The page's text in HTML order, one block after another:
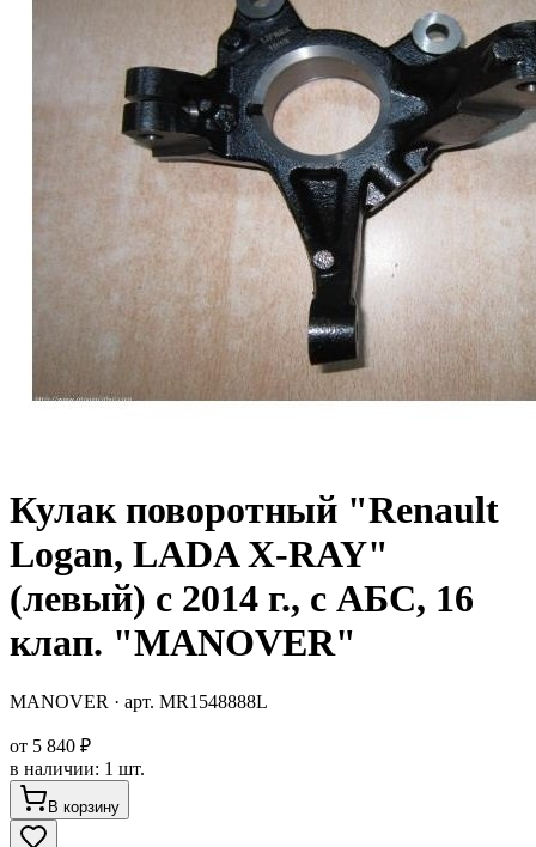
Кулак поворотный "Renault
Logan, LADA X-RAY"
(левый) с 2014 г., с АБС, 16
клап. "MANOVER"
MANOVER · арт. MR1548888L
от 5 840 ₽
в наличии: 1 шт.
В корзину